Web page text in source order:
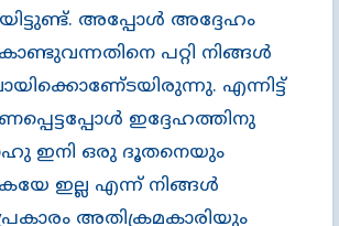
അപ്പോള്‍ അദ്ദേഹം
പറ്റി നിങ്ങള്‍
എന്നിട്ട്‌
ഇദ്ദേഹത്തിനു
ഇനി ഒരു ദൂതനെയും
ഇല്ല എന്ന്‌ നിങ്ങള്‍
അതിക്രമകാരിയും